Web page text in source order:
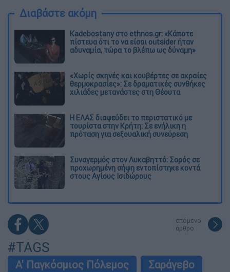
Διαβάστε ακόμη
Kadebostany στο ethnos.gr: «Κάποτε
πίστευα ότι το να είσαι outsider ήταν
αδυναμία, τώρα το βλέπω ως δύναμη»
«Χωρίς σκηνές και κουβέρτες σε ακραίες
θερμοκρασίες»: Σε δραματικές συνθήκες
χιλιάδες μετανάστες στη Θέουτα
Η ΕΛΑΣ διαψεύδει το περιστατικό με
τουρίστα στην Κρήτη: Σε ενήλικη η
πρόταση για σεξουαλική συνεύρεση
Συναγερμός στον Λυκαβηττό: Σορός σε
προχωρημένη σήψη εντοπίστηκε κοντά
στους Αγίους Ισιδώρους
επόμενο
άρθρο
#TAGS
Α' Παγκόσμιος Πόλεμος
Σαράγεβο